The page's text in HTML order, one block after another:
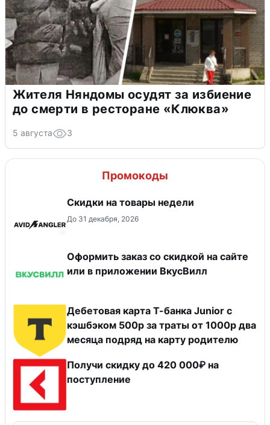
Жителя Няндомы осудят за избиение
до смерти в ресторане «Клюква»
5 августа 3
Промокоды
Скидки на товары недели
До 31 декабря, 2026
Оформить заказ со скидкой на сайте
или в приложении ВкусВилл
Дебетовая карта Т-банка Junior с
кэшбэком 500р за траты от 1000р два
месяца подряд на карту родителю
Получи скидку до 420 000₽ на
поступление